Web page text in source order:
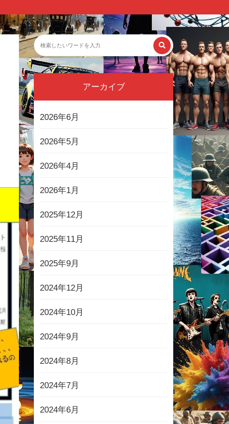
アーカイブ
2026年6月
2026年5月
2026年4月
2026年1月
2025年12月
2025年11月
2025年9月
2024年12月
2024年10月
2024年9月
2024年8月
2024年7月
2024年6月